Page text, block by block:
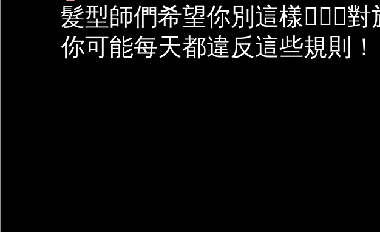
髮型師們希望你別這樣🖐🏻🚫
你可能每天都違反這些規則！